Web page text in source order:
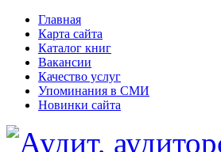
Главная
Карта сайта
Каталог книг
Вакансии
Качество услуг
Упоминания в СМИ
Новинки сайта